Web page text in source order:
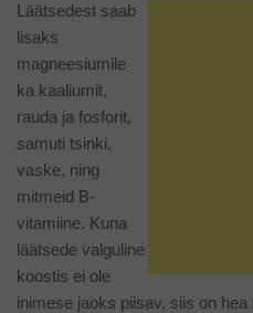
Läätsedest saab
lisaks
magneesiumile
ka kaaliumit,
rauda ja fosforit,
samuti tsinki,
vaske, ning
mitmeid B-
vitamiine. Kuna
läätsede valguline
koostis ei ole
inimese jaoks piisav, siis on